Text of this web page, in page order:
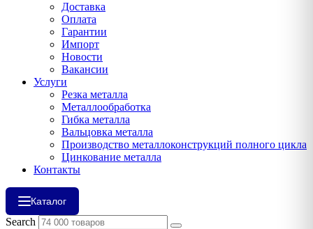
Доставка
Оплата
Гарантии
Импорт
Новости
Вакансии
Услуги
Резка металла
Металлообработка
Гибка металла
Вальцовка металла
Производство металлоконструкций полного цикла
Цинкование металла
Контакты
Каталог
Search